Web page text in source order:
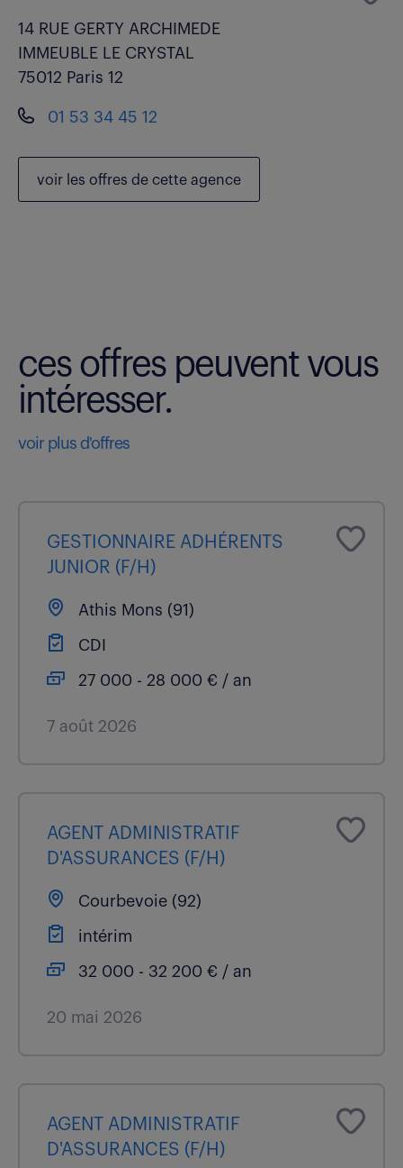
14 RUE GERTY ARCHIMEDE
IMMEUBLE LE CRYSTAL
75012 Paris 12
01 53 34 45 12
voir les offres de cette agence
ces offres peuvent vous
intéresser.
voir plus d'offres
GESTIONNAIRE ADHÉRENTS
JUNIOR (F/H)
Athis Mons (91)
CDI
27 000 - 28 000 € / an
7 août 2026
AGENT ADMINISTRATIF
D'ASSURANCES (F/H)
Courbevoie (92)
intérim
32 000 - 32 200 € / an
20 mai 2026
AGENT ADMINISTRATIF
D'ASSURANCES (F/H)